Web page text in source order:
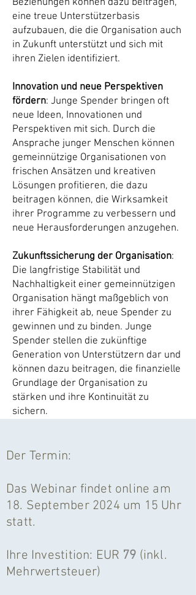
Beziehungen können dazu beitragen,
eine treue Unterstützerbasis
aufzubauen, die die Organisation auch
in Zukunft unterstützt und sich mit
ihren Zielen identifiziert.
Innovation und neue Perspektiven
fördern: Junge Spender bringen oft
neue Ideen, Innovationen und
Perspektiven mit sich. Durch die
Ansprache junger Menschen können
gemeinnützige Organisationen von
frischen Ansätzen und kreativen
Lösungen profitieren, die dazu
beitragen können, die Wirksamkeit
ihrer Programme zu verbessern und
neue Herausforderungen anzugehen.
Zukunftssicherung der Organisation:
Die langfristige Stabilität und
Nachhaltigkeit einer gemeinnützigen
Organisation hängt maßgeblich von
ihrer Fähigkeit ab, neue Spender zu
gewinnen und zu binden. Junge
Spender stellen die zukünftige
Generation von Unterstützern dar und
können dazu beitragen, die finanzielle
Grundlage der Organisation zu
stärken und ihre Kontinuität zu
sichern.
Der Termin:
Das Webinar findet online am
18. September 2024 um 15 Uhr
statt.
Ihre Investition: EUR 79 (inkl.
Mehrwertsteuer)